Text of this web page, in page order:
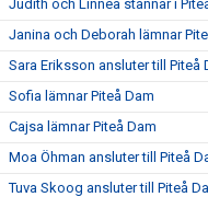
Judith och Linnea stannar i
Janina och Deborah lämnar
Sara Eriksson ansluter till Piteå
Sofia lämnar Piteå Dam
Cajsa lämnar Piteå Dam
Moa Öhman ansluter till Piteå
Tuva Skoog ansluter till Piteå